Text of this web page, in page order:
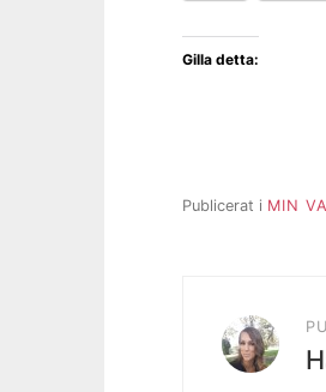
Gilla detta:
Publicerat i MIN